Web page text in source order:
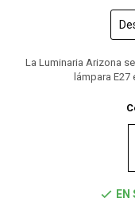
La Luminaria Arizona
lámpara